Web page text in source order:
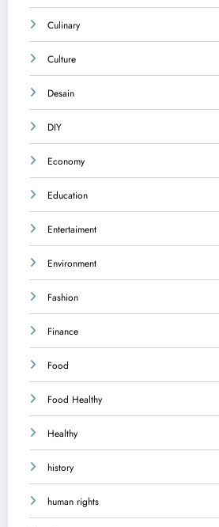
Culinary
Culture
Desain
DIY
Economy
Education
Entertaiment
Environment
Fashion
Finance
Food
Food Healthy
Healthy
history
human rights